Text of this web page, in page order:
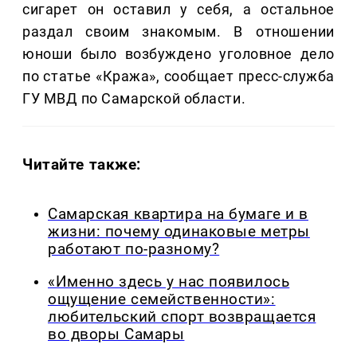
сигарет он оставил у себя, а остальное
раздал своим знакомым. В отношении
юноши было возбуждено уголовное дело
по статье «Кража», сообщает пресс-служба
ГУ МВД по Самарской области.
Читайте также:
Самарская квартира на бумаге и в
жизни: почему одинаковые метры
работают по-разному?
«Именно здесь у нас появилось
ощущение семейственности»:
любительский спорт возвращается
во дворы Самары